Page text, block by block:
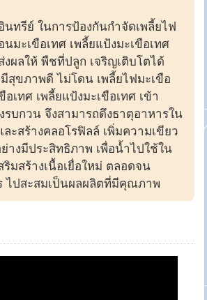
นทรีย์ ในการป้องกันกำจัดเพลี้ยไฟ
นมะเขือเทศ เพลี้ยแป้งมะเขือเทศ
งผลให้ พืชที่ปลูก เจริญเติบโตได้
สุขภาพดี ไม่โดน เพลี้ยไฟมะเขือ
อเทศ เพลี้ยแป้งมะเขือเทศ เข้า
บกวน จึงสามารถดึงธาตุอาหารใน
ะสร้างคลอโรฟิลล์ เพิ่มความเขียว
ย่างมีประสิทธิภาพ เพื่อน้ำไปใช้ใน
ริมสร้างเนื้อเยื่อใหม่ ตลอดจน
ไปสะสมเป็นผลผลิตที่มีคุณภาพ